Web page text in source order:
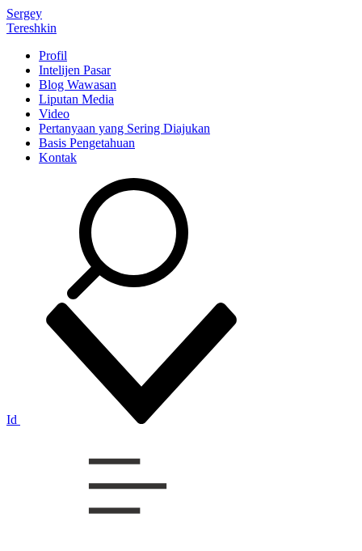
Sergey
Tereshkin
Profil
Intelijen Pasar
Blog Wawasan
Liputan Media
Video
Pertanyaan yang Sering Diajukan
Basis Pengetahuan
Kontak
Id